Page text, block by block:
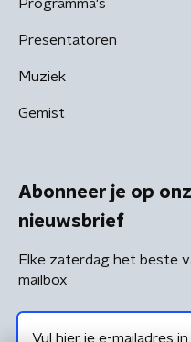
Programma's
Presentatoren
Muziek
Gemist
Abonneer je op
nieuwsbrief
Elke zaterdag het beste
mailbox